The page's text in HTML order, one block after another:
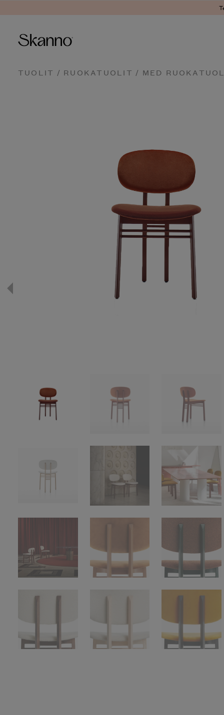
Haku
TUOLIT / RUOKATUOLIT / MED